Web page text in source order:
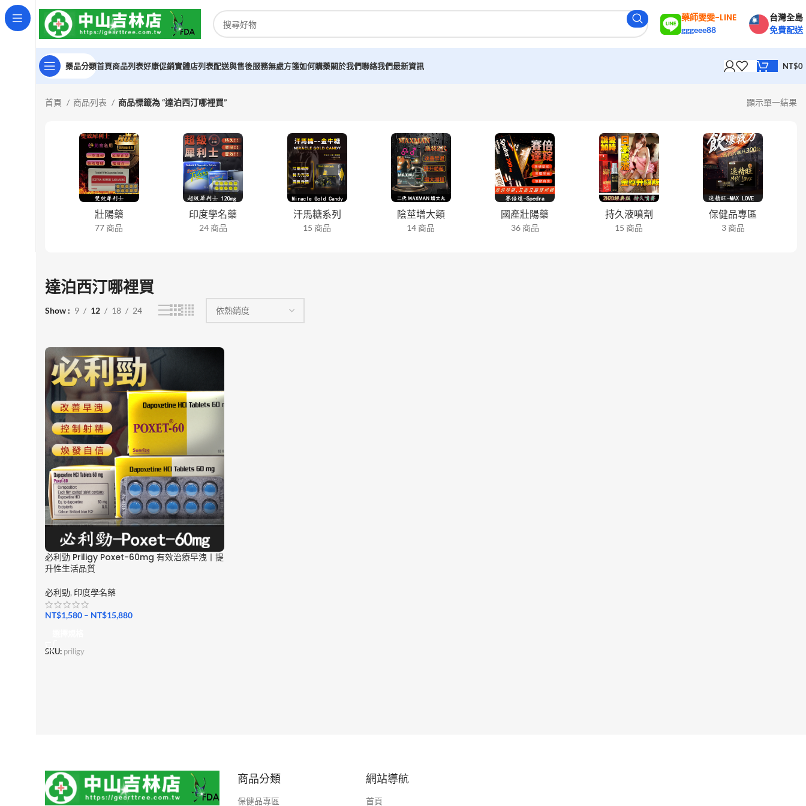
藥師雯雯-LINE
gggeee88
台灣全島
免費配送
藥品分類首頁商品列表好康促銷實體店列表配送與售後服務無處方箋如何購藥關於我們聯絡我們最新資訊 NT$0
首頁 商品列表 商品標籤為 “達泊西汀哪裡買” 顯示單一結果
壯陽藥
77 商品
印度學名藥
24 商品
汗馬糖系列
15 商品
陰莖增大類
14 商品
國產壯陽藥
36 商品
持久液噴劑
15 商品
保健品專區
3 商品
達泊西汀哪裡買
Show 9 12 18 24
必利勁 Priligy Poxet-60mg 有效治療早洩丨提
升性生活品質
必利勁, 印度學名藥
NT$1,580 – NT$15,880
SKU: priligy
商品分類
保健品專區
網站導航
首頁